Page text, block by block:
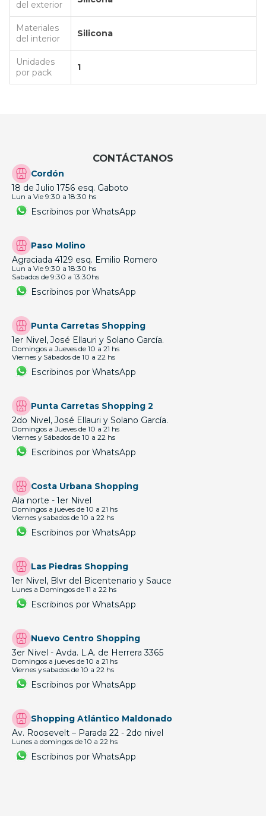
del exterior
Materiales
del interior
Silicona
Unidades
por pack
1
CONTÁCTANOS
Cordón
18 de Julio 1756 esq. Gaboto
Lun a Vie 9:30 a 18:30 hs
Escribinos por WhatsApp
Paso Molino
Agraciada 4129 esq. Emilio Romero
Lun a Vie 9:30 a 18:30 hs
Sabados de 9:30 a 13:30hs
Escribinos por WhatsApp
Punta Carretas Shopping
1er Nivel, José Ellauri y Solano García.
Domingos a Jueves de 10 a 21 hs
Viernes y Sábados de 10 a 22 hs
Escribinos por WhatsApp
Punta Carretas Shopping 2
2do Nivel, José Ellauri y Solano García.
Domingos a Jueves de 10 a 21 hs
Viernes y Sábados de 10 a 22 hs
Escribinos por WhatsApp
Costa Urbana Shopping
Ala norte - 1er Nivel
Domingos a jueves de 10 a 21 hs
Viernes y sabados de 10 a 22 hs
Escribinos por WhatsApp
Las Piedras Shopping
1er Nivel, Blvr del Bicentenario y Sauce
Lunes a Domingos de 11 a 22 hs
Escribinos por WhatsApp
Nuevo Centro Shopping
3er Nivel - Avda. L.A. de Herrera 3365
Domingos a jueves de 10 a 21 hs
Viernes y sabados de 10 a 22 hs
Escribinos por WhatsApp
Shopping Atlántico Maldonado
Av. Roosevelt – Parada 22 - 2do nivel
Lunes a domingos de 10 a 22 hs
Escribinos por WhatsApp